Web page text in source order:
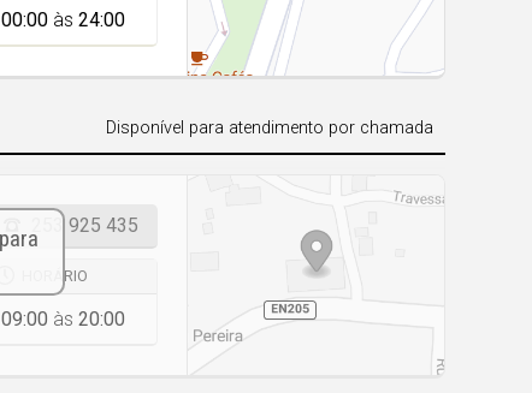
00:00 às24:00
Disponível para atendimento por chamada
253 925 435
HORÁRIO
09:00 às20:00